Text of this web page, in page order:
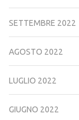
SETTEMBRE 2022
AGOSTO 2022
LUGLIO 2022
GIUGNO 2022